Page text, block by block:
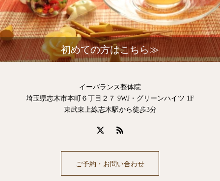
初めての方はこちら≫
イーバランス整体院
埼玉県志木市本町６丁目２７ 9WJ・グリーンハイツ 1F
東武東上線志木駅から徒歩3分
ご予約・お問い合わせ